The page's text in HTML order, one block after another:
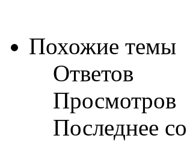
Похожие темы
Ответов
Просмотров
Последнее